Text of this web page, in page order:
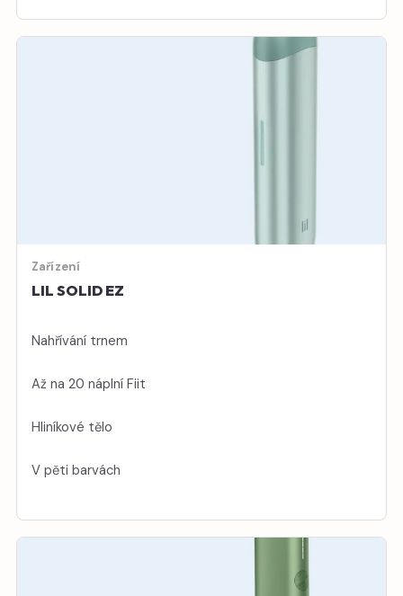
Zařízení
LIL SOLID EZ
Nahřívání trnem
Až na 20 náplní Fiit
Hliníkové tělo
V pěti barvách